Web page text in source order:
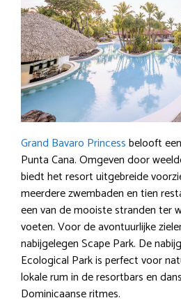
Grand Bavaro Princessbelooft
Punta Cana. Omgeven door
biedt het resort uitgebreide
meerdere zwembaden en tien
een van de mooiste stranden ter
voeten. Voor de avontuurlijke
nabijgelegen Scape Park. De
Ecological Park is perfect voor
lokale rum in de resortbars en
Dominicaanse ritmes.